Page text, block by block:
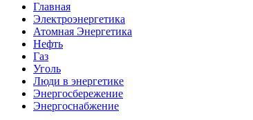
Главная
Электроэнергетика
Атомная Энергетика
Нефть
Газ
Уголь
Люди в энергетике
Энергосбережение
Энергоснабжение